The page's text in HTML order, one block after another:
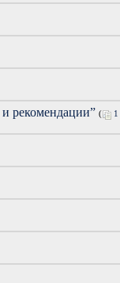
рекомендации” ( 1